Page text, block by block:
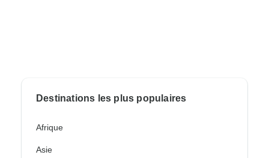
Destinations les plus populaires
Afrique
Asie